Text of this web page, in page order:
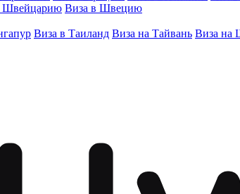
Швейцарию Виза в Швецию
Виза в Таиланд Виза на Тайвань Виза на